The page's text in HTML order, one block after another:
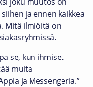
ja ennen kaikkea
Mitä ilmiöitä on
se, kun ihmiset
muita
ja Messengeria.”